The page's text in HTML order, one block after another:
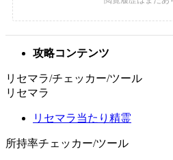
攻略コンテンツ
リセマラ/チェッカー/ツール
リセマラ
リセマラ当たり精霊
所持率チェッカー/ツール